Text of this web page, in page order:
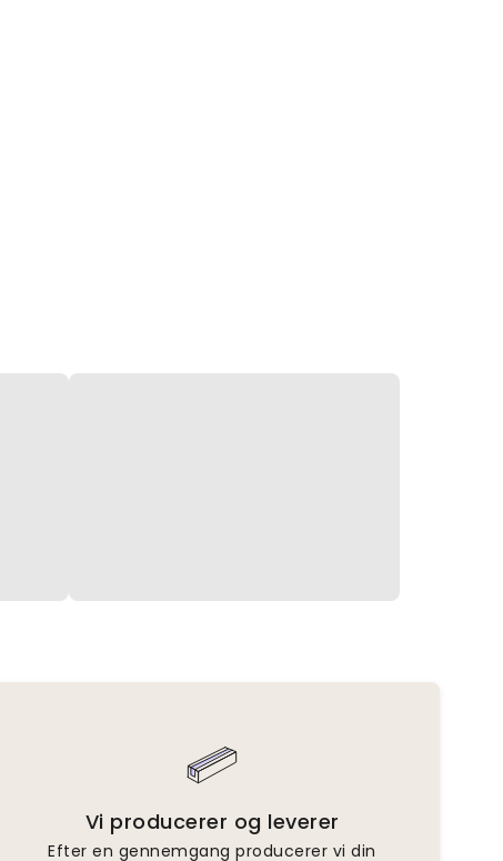
Vi producerer og leverer
Efter en gennemgang producerer vi din